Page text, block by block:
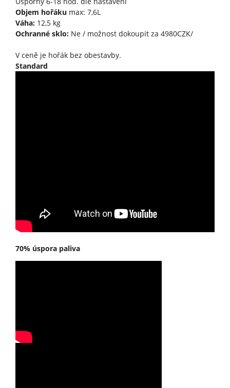
Objem hořákumax: 7,6L
Váha:12,5 kg
Ochranné sklo:Ne / možnost dokoupit za 4980CZK/
V ceně je hořák bez obestavby.
Standard
70% úspora paliva